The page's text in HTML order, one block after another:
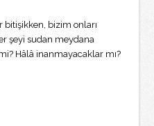
bitişikken, bizim onları
şeyi sudan meydana
Hâlâ inanmayacaklar mı?